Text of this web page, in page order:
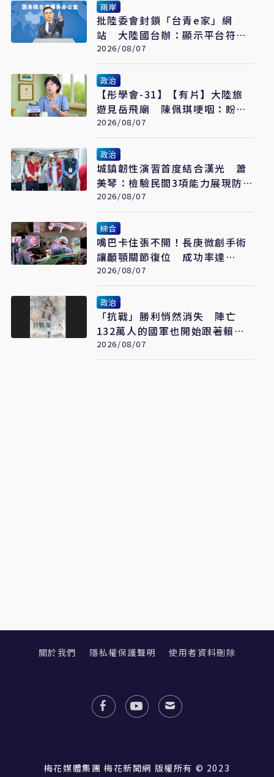
兩岸
批陸委會封鎖「台青e家」網
站 大陸國台辦：顯示平台符合
台青需求
2026/08/07
政治
【彤學會-31】【有片】大陸旅
遊見岳飛廟 陳佩琪哽咽：盼能
為柯文哲京華城案平反
2026/08/07
政治
城鎮韌性演習首度結合漢光 蕭
美琴：檢驗民間3項能力展現防
衛韌性
2026/08/07
綜合
嘴巴卡住張不開！長庚微創手術
讓顳顎關節復位 成功率達
97%
2026/08/07
政治
「抗戰」勝利悄然消失 陣亡
132萬人的國軍也開始跟著賴清
德喊「終戰」了
2026/08/07
關於我們 隱私權保護聲明 使用者資料刪除
梅花媒體集團 梅花新聞網 版權所有 © 2023